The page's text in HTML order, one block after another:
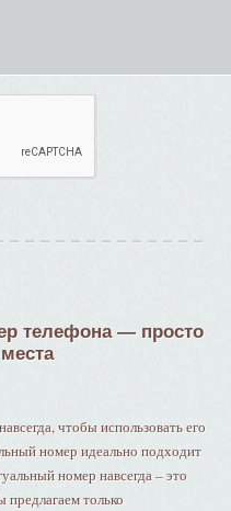
телефона — просто
чтобы использовать его
номер идеально подходит
номер навсегда – это
предлагаем только